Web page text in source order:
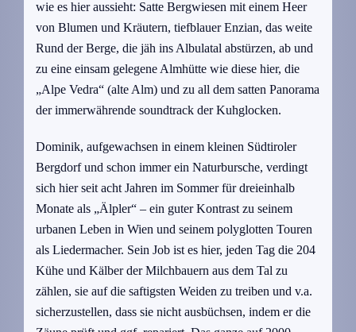
wie es hier aussieht: Satte Bergwiesen mit einem Heer
von Blumen und Kräutern, tiefblauer Enzian, das weite
Rund der Berge, die jäh ins Albulatal abstürzen, ab und
zu eine einsam gelegene Almhütte wie diese hier, die
„Alpe Vedra“ (alte Alm) und zu all dem satten Panorama
der immerwährende soundtrack der Kuhglocken.
Dominik, aufgewachsen in einem kleinen Südtiroler
Bergdorf und schon immer ein Naturbursche, verdingt
sich hier seit acht Jahren im Sommer für dreieinhalb
Monate als „Älpler“ – ein guter Kontrast zu seinem
urbanen Leben in Wien und seinem polyglotten Touren
als Liedermacher. Sein Job ist es hier, jeden Tag die 204
Kühe und Kälber der Milchbauern aus dem Tal zu
zählen, sie auf die saftigsten Weiden zu treiben und v.a.
sicherzustellen, dass sie nicht ausbüchsen, indem er die